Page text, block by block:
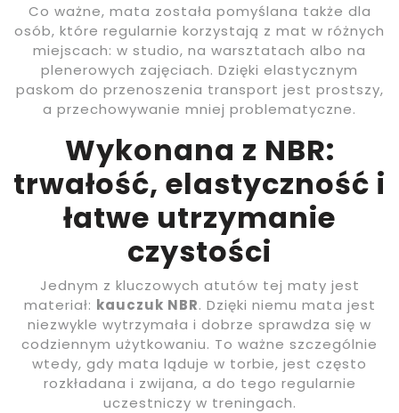
Co ważne, mata została pomyślana także dla
osób, które regularnie korzystają z mat w różnych
miejscach: w studio, na warsztatach albo na
plenerowych zajęciach. Dzięki elastycznym
paskom do przenoszenia transport jest prostszy,
a przechowywanie mniej problematyczne.
Wykonana z NBR:
trwałość, elastyczność i
łatwe utrzymanie
czystości
Jednym z kluczowych atutów tej maty jest
materiał: kauczuk NBR. Dzięki niemu mata jest
niezwykle wytrzymała i dobrze sprawdza się w
codziennym użytkowaniu. To ważne szczególnie
wtedy, gdy mata ląduje w torbie, jest często
rozkładana i zwijana, a do tego regularnie
uczestniczy w treningach.